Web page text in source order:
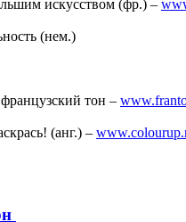
искусством (фр.) –
(нем.)
тон –
(анг.) –